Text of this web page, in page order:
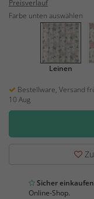
Preisverlauf
Farbe unten auswählen
Leinen
Bestellware, Versand
10 Aug
Zu
Sicher einkaufen
Online-Shop.